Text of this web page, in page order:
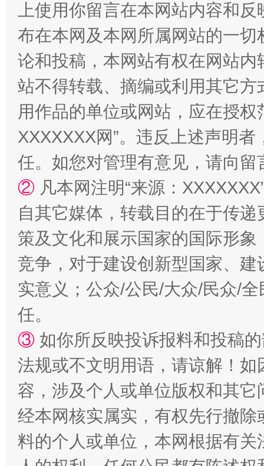
国家大学科技园优化重塑工作
扯下公款旅游的“隐身衣” 如何以
“蜀中异人”王建安的艺术幻境
上使用你留言在本网站内容和
布在本网及本网所属网站的一
论和投稿，本网站有权在网站
站不得转载、摘编或利用其它
用作品的单位或网站，应在授
XXXXXXX网”。违反上述声明
任。如您对管理有意见，请向
② 凡本网注明“来源：
自其它媒体，转载目的在于传
策及文化和展示国家的国际形
竞争，对于建设创新型国家、
实意义；公众/公民/大众/民众/
任。
③ 如你所反映投诉报料和投稿
法规或不文明用语，请谅解！
容，涉及个人或单位版权和其它
经本网核实属实，有权先行撤
料的个人或单位，本网根据有